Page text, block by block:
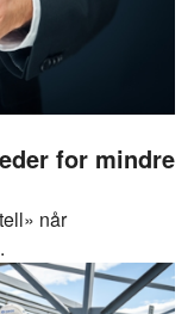
for mindre
når